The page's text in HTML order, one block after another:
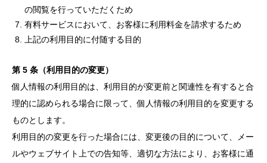
の閲覧を行っていただくため
有料サービスにおいて、お客様に利用料金を請求するため
上記の利用目的に付随する目的
第 5 条（利用目的の変更）
個人情報の利用目的は、利用目的が変更前と関連性を有すると合
理的に認められる場合に限って、個人情報の利用目的を変更する
ものとします。
利用目的の変更を行った場合には、変更後の目的について、メー
ルやウェブサイト上での告知等、適切な方法により、お客様に通